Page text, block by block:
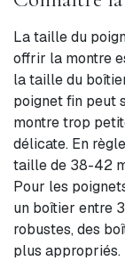
La taille du
offrir la montre
la taille du
poignet fin peut
montre trop
délicate. En
taille de 38-42
Pour les
un boîtier entre
robustes, des
plus